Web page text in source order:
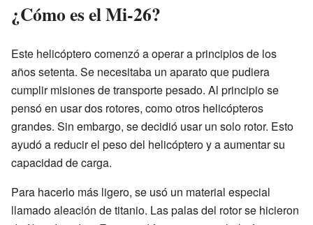
¿Cómo es el Mi-26?
Este helicóptero comenzó a operar a principios de los
años setenta. Se necesitaba un aparato que pudiera
cumplir misiones de transporte pesado. Al principio se
pensó en usar dos rotores, como otros helicópteros
grandes. Sin embargo, se decidió usar un solo rotor. Esto
ayudó a reducir el peso del helicóptero y a aumentar su
capacidad de carga.
Para hacerlo más ligero, se usó un material especial
llamado aleación de titanio. Las palas del rotor se hicieron